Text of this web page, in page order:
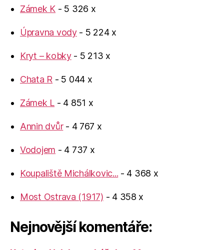
Zámek K - 5 326 x
Úpravna vody- 5 224 x
Kryt – kobky- 5 213 x
Chata R - 5 044 x
Zámek L - 4 851 x
Annin dvůr- 4 767 x
Vodojem - 4 737 x
Koupaliště Michálkovic... - 4 368 x
Most Ostrava (1917) - 4 358 x
Nejnovější komentáře: